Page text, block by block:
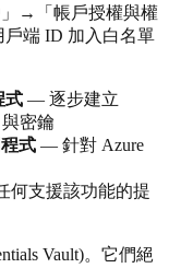
→「帳戶授權與權
戶端 ID 加入白名單
式 — 逐步建立
密鑰
式 — 針對 Azure
何支援該功能的提
Vault)。它們絕